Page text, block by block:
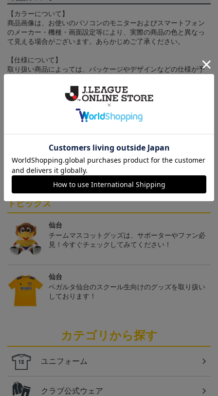
【カラーについて】
商品画像は、お使いのパソコンのモニターおよびスマートフォン
のメーカー・機種・画面設定等により、実際の商品の色と異なっ
て見える場合がございます。あらかじめご了承ください。
【仕様について】
取り扱い商品によっては、パッケージやデザインなどの仕様が予
ヘルプページ
トピックス
仙台
チームマスコットグッズは、サポーターやファン必
見！今すぐチェックしてみてください！
仙台
ベガルタ仙台のスクール生向けのグッズを取り扱い
しております！
カテゴリから探す
ユニフォーム
クラブ公式ウェア